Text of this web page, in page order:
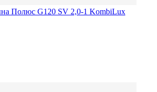
Полюс G120 SV 2,0-1 KombiLux